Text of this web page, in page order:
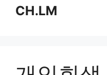
contentCH.LM